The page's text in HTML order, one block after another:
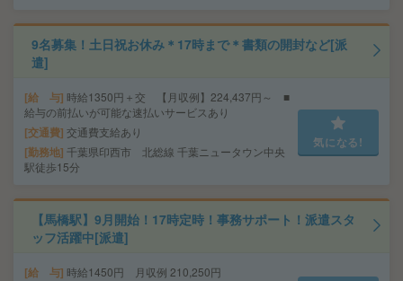
9名募集！土日祝お休み＊17時まで＊書類の開封など[派
遣]
給 与 時給1350円＋交 【月収例】224,437円～ ■
給与の前払いが可能な速払いサービスあり
交通費 交通費支給あり
勤務地 千葉県印西市 北総線 千葉ニュータウン中央
駅徒歩15分
気になる!
【馬橋駅】9月開始！17時定時！事務サポート！派遣スタ
ッフ活躍中[派遣]
給 与 時給1450円 月収例 210,250円